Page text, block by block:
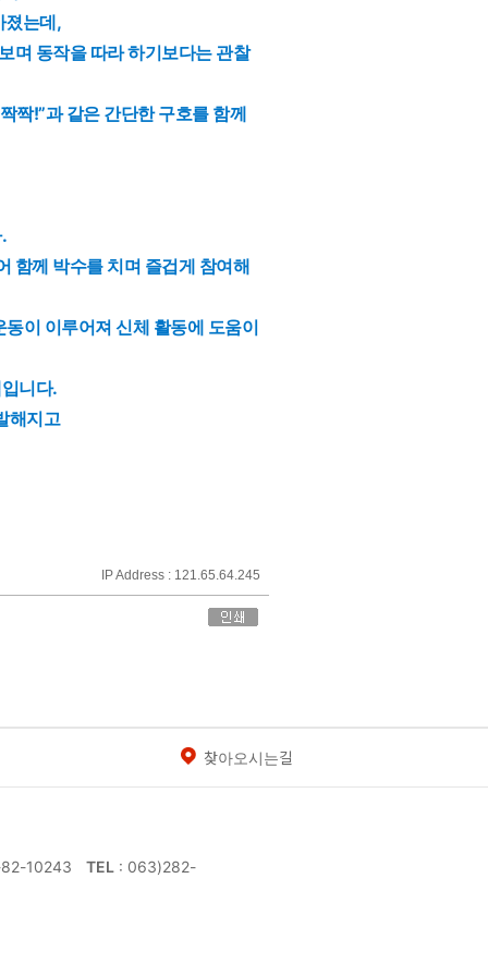
졌는데,
며 동작을 따라 하기보다는 관찰
짝!”과 같은 간단한 구호를 함께
함께 박수를 치며 즐겁게 참여해
이 이루어져 신체 활동에 도움이
니다.
해지고
IP Address : 121.65.64.245
찾아오시는길
10243 TEL : 063)282-